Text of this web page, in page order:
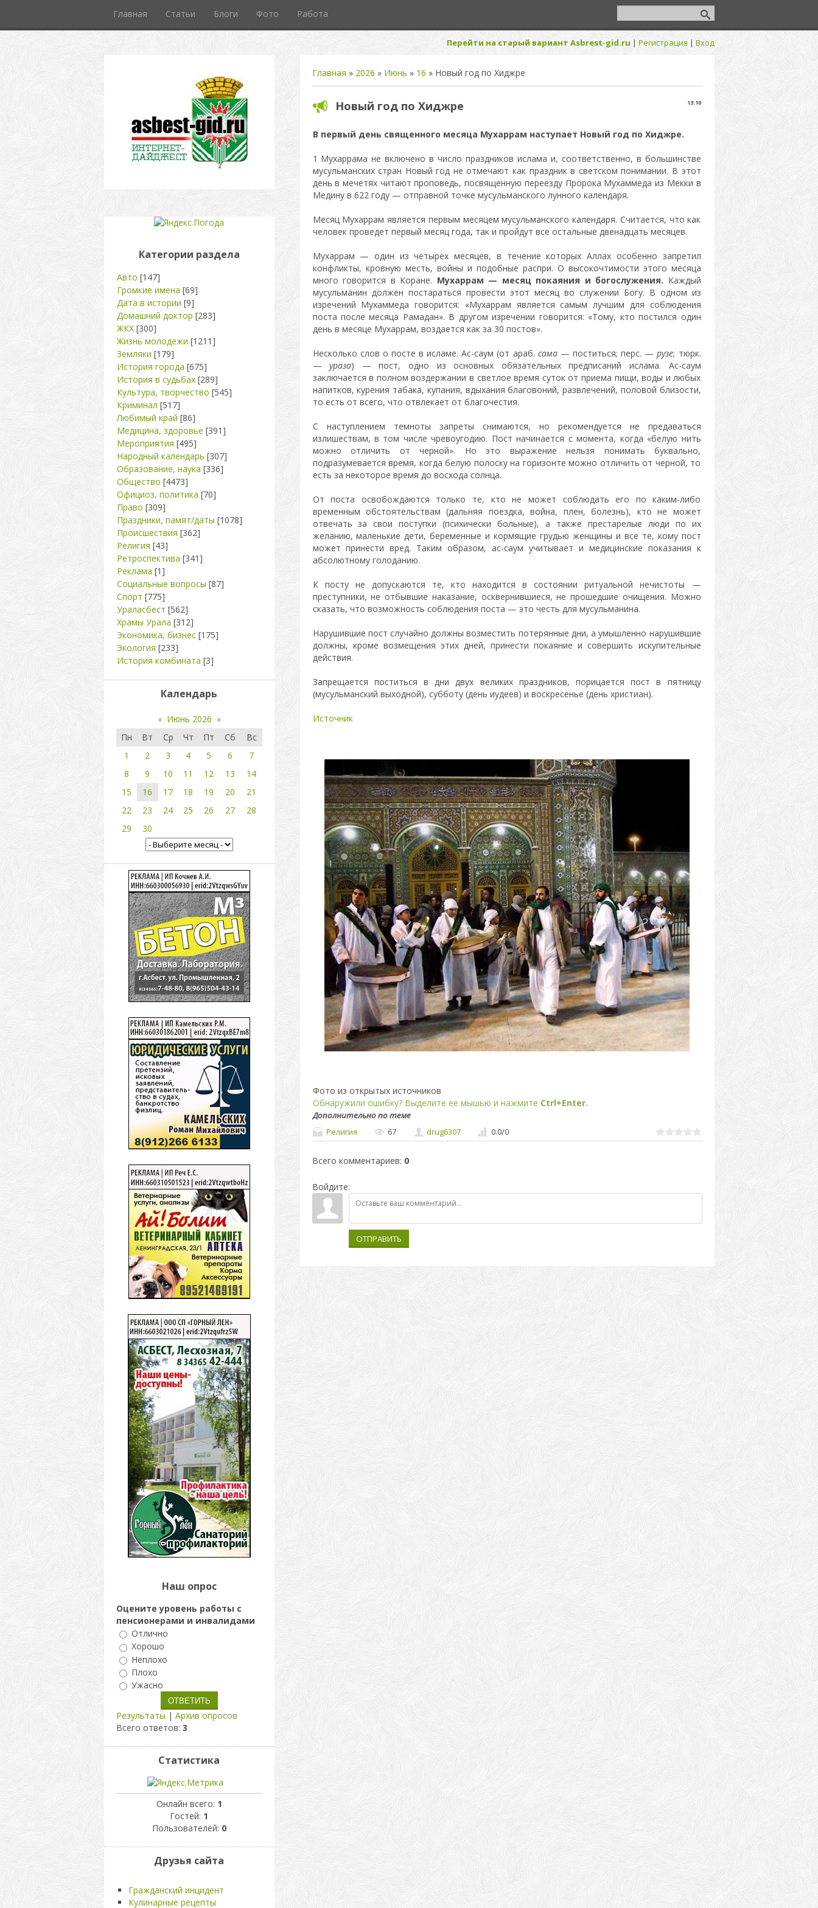
Главная Статьи Блоги Фото Работа
Перейти на старый вариант Asbrest-gid.ru | Регистрация | Вход
Главная » 2026 » Июнь » 16 » Новый год по Хиджре
13:10
Новый год по Хиджре
В первый день священного месяца Мухаррам наступает Новый год по Хиджре.
1 Мухаррама не включено в число праздников ислама и, соответственно, в большинстве
мусульманских стран Новый год не отмечают как праздник в светском понимании. В этот
день в мечетях читают проповедь, посвященную переезду Пророка Мухаммеда из Мекки в
Медину в 622 году — отправной точке мусульманского лунного календаря.
Месяц Мухаррам является первым месяцем мусульманского календаря. Считается, что как
человек проведет первый месяц года, так и пройдут все остальные двенадцать месяцев.
Мухаррам — один из четырех месяцев, в течение которых Аллах особенно запретил
конфликты, кровную месть, войны и подобные распри. О высокочтимости этого месяца
много говорится в Коране. Мухаррам — месяц покаяния и богослужения. Каждый
мусульманин должен постараться провести этот месяц во служении Богу. В одном из
изречений Мухаммеда говорится: «Мухаррам является самым лучшим для соблюдения
поста после месяца Рамадан». В другом изречении говорится: «Тому, кто постился один
день в месяце Мухаррам, воздается как за 30 постов».
Несколько слов о посте в исламе. Ас-саум (от араб. сама— поститься; перс. —рузе; тюрк.
—ураза) — пост, одно из основных обязательных предписаний ислама. Ас-саум
заключается в полном воздержании в светлое время суток от приема пищи, воды и любых
напитков, курения табака, купания, вдыхания благовоний, развлечений, половой близости,
то есть от всего, что отвлекает от благочестия.
С наступлением темноты запреты снимаются, но рекомендуется не предаваться
излишествам, в том числе чревоугодию. Пост начинается с момента, когда «белую нить
можно отличить от черной». Но это выражение нельзя понимать буквально,
подразумевается время, когда белую полоску на горизонте можно отличить от черной, то
есть за некоторое время до восхода солнца.
От поста освобождаются только те, кто не может соблюдать его по каким-либо
временным обстоятельствам (дальняя поездка, война, плен, болезнь), кто не может
отвечать за свои поступки (психически больные), а также престарелые люди по их
желанию, маленькие дети, беременные и кормящие грудью женщины и все те, кому пост
может принести вред. Таким образом, ас-саум учитывает и медицинские показания к
абсолютному голоданию.
К посту не допускаются те, кто находится в состоянии ритуальной нечистоты —
преступники, не отбывшие наказание, осквернившиеся, не прошедшие очищения. Можно
сказать, что возможность соблюдения поста — это честь для мусульманина.
Нарушившие пост случайно должны возместить потерянные дни, а умышленно нарушившие
должны, кроме возмещения этих дней, принести покаяние и совершить искупительные
действия.
Запрещается поститься в дни двух великих праздников, порицается пост в пятницу
(мусульманский выходной), субботу (день иудеев) и воскресенье (день христиан).
Источник
Фото из открытых источников
Обнаружили ошибку? Выделите ее мышью и нажмите Ctrl+Enter.
Дополнительно по теме
Религия
67 drug6307 0.0/0
Всего комментариев: 0
Войдите:
ОТПРАВИТЬ
Категории раздела
Авто [147]
Громкие имена [69]
Дата в истории [9]
Домашний доктор [283]
ЖКХ [300]
Жизнь молодежи [1211]
Земляки [179]
История города [675]
История в судьбах [289]
Культура, творчество [545]
Криминал [517]
Любимый край [86]
Медицина, здоровье [391]
Мероприятия [495]
Народный календарь [307]
Образование, наука [336]
Общество [4473]
Официоз, политика [70]
Право [309]
Праздники, памят/даты [1078]
Происшествия [362]
Религия [43]
Ретроспектива [341]
Реклама [1]
Социальные вопросы [87]
Спорт [775]
Ураласбест [562]
Храмы Урала [312]
Экономика, бизнес [175]
Экология [233]
История комбината [3]
Календарь
« Июнь 2026 »
Пн
Вт Ср Чт Пт Сб
Вс
1
2 3 4 5 6
7
8
9 10 11 12 13
14
15
16 17 18 19 20
21
22
23 24 25 26 27
28
29
30
Наш опрос
Оцените уровень работы с
пенсионерами и инвалидами
Отлично
Хорошо
Неплохо
Плохо
Ужасно
Результаты | Архив опросов
Всего ответов: 3
Статистика
Онлайн всего: 1
Гостей: 1
Пользователей: 0
Друзья сайта
Гражданский инцидент
Кулинарные рецепты